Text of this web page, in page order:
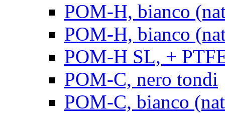
POM-H, bianco
POM-H, bianco
POM-H SL, +
POM-C, nero tondi
POM-C, bianco